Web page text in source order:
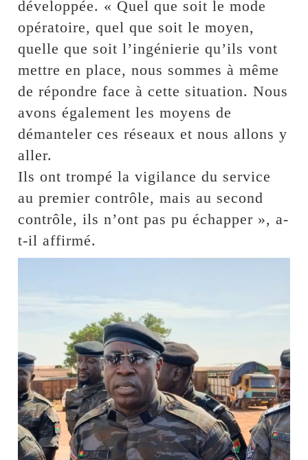
développée. « Quel que soit le mode
opératoire, quel que soit le moyen,
quelle que soit l’ingénierie qu’ils vont
mettre en place, nous sommes à même
de répondre face à cette situation. Nous
avons également les moyens de
démanteler ces réseaux et nous allons y
aller.
Ils ont trompé la vigilance du service
au premier contrôle, mais au second
contrôle, ils n’ont pas pu échapper », a-
t-il affirmé.